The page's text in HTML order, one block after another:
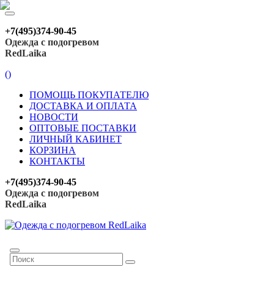
+7(495)374-90-45
Одежда с подогревом
RedLaika
()
ПОМОЩЬ ПОКУПАТЕЛЮ
ДОСТАВКА И ОПЛАТА
НОВОСТИ
ОПТОВЫЕ ПОСТАВКИ
ЛИЧНЫЙ КАБИНЕТ
КОРЗИНА
КОНТАКТЫ
+7(495)374-90-45
Одежда с подогревом
RedLaika